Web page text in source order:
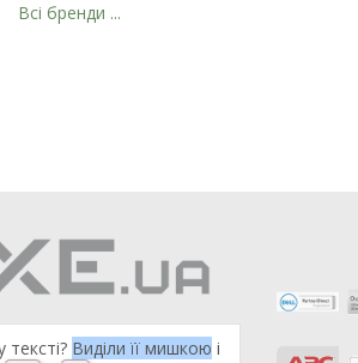
Всі бренди ...
Виділи її мишкою і